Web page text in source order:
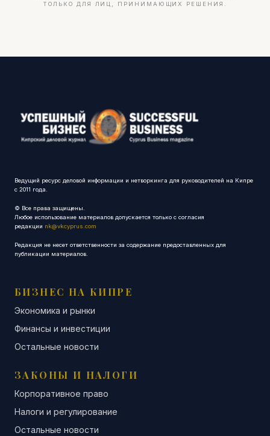
ТОЛЬКО ДЛЯ ЛИЦ, ПРИНИМАЮЩИХ РЕШЕНИЯ.
Ведущий ресурс деловой информации и нетворкинга для руководителей на Кипре
с 2011 года.
© Все права защищены.
Любое использование материалов допускается только с согласия
редакции nk@vkcyprus.com
Редакция не несет ответственности за содержание предоставленных для
публикации материалов.
БИЗНЕС НА КИПРЕ
Экономика и рынки
Финансы и инвестиции
Остальные новости
ЗАКОНЫ И НАЛОГИ
Корпоративное право
Налоги и регулирование
Остальные новости